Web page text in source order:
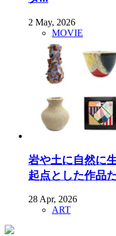
2 May, 2026
MOVIE
岩や土に自然に
起点とした作品
28 Apr, 2026
ART